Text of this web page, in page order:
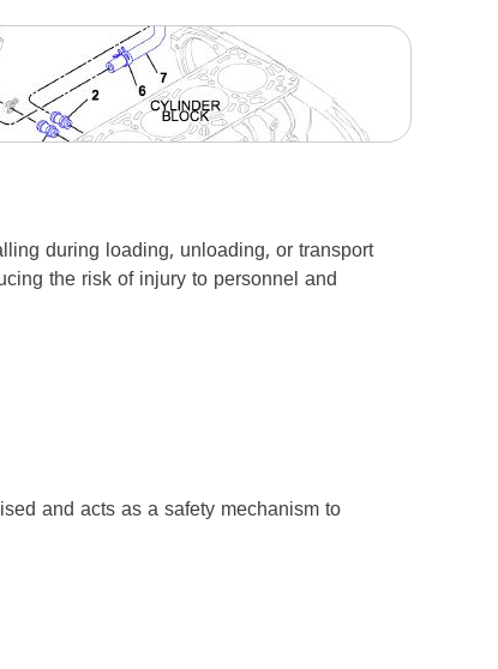
during loading, unloading, or transport
the risk of injury to personnel and
and acts as a safety mechanism to